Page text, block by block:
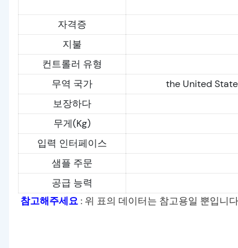
자격증
지불
컨트롤러 유형
무역 국가
the United
보장하다
무게(Kg)
입력 인터페이스
샘플 주문
공급 능력
참고해주세요: 위 표의 데이터는 참고용일 뿐입니